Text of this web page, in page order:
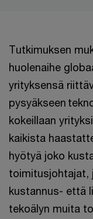
Tutkimuksen
huolenaihe
yrityksensä
pysyäkseen
kokeillaan
kaikista
hyötyä joko
toimitusjohtajat,
kustannus- että
tekoälyn muita